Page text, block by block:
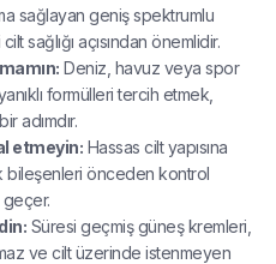
sağlayan geniş spektrumlu
sağlığı açısından önemlidir.
Deniz, havuz veya spor
formülleri tercih etmek,
adımdır.
etmeyin: Hassas cilt yapısına
bileşenleri önceden kontrol
geçer.
Süresi geçmiş güneş kremleri,
ve cilt üzerinde istenmeyen